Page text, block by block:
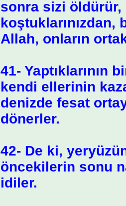
sonra sizi
Allah, onların
41- Yaptıklarının
kendi ellerinin
denizde fesat
dönerler.
42- De ki,
öncekilerin sonu
idiler.